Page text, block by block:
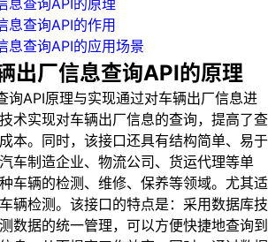
息查询API的原理
息查询API的作用
息查询API的应用场景
出厂信息查询API的原理
询API原理与实现通过对车辆出厂信息进
术实现对车辆出厂信息的查询，提高了查
本。同时，该接口还具有结构简单、易于
车制造企业、物流公司、货运代理等单
车辆的检测、维修、保养等领域。尤其适
辆检测。该接口的特点是：采用数据库技
数据的统一管理，可以方便快捷地查询到